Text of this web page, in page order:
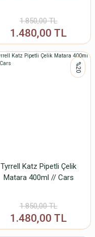
1.850,00 TL
1.480,00 TL
%20
Tyrrell Katz Pipetli Çelik
Matara 400ml // Cars
1.850,00 TL
1.480,00 TL